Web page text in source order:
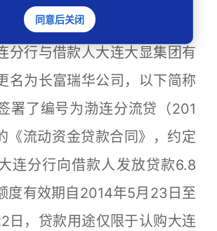
定事实：2014年5月23日，
分行与借款人大连大显集团有
名为长富瑞华公司，以下简称
署了编号为渤连分流贷（201
《流动资金贷款合同》，约定
连分行向借款人发放贷款6.8
度有效期自2014年5月23日至
日，贷款用途仅限于认购大连
同意后关闭